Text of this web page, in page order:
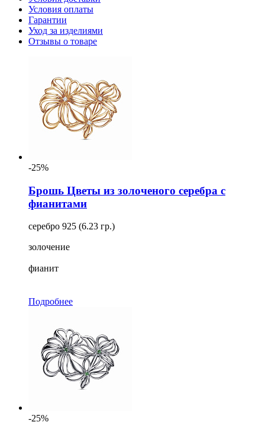
Условия оплаты
Гарантии
Уход за изделиями
Отзывы о товаре
-25%
Брошь Цветы из золоченого серебра с
фианитами
серебро 925 (6.23 гр.)
золочение
фианит
Подробнее
-25%